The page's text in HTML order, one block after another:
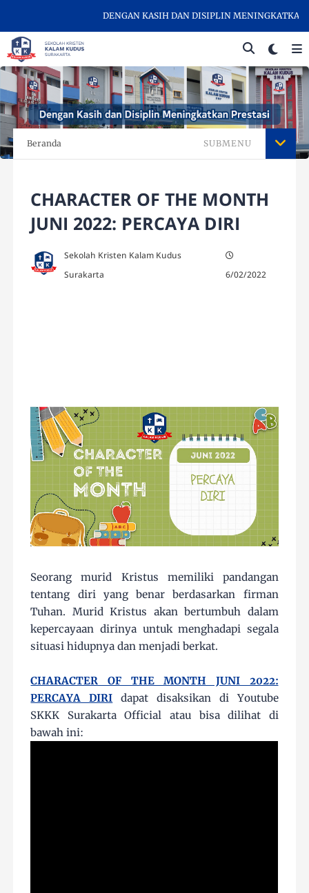
DENGAN KASIH DAN DISIPLIN MENINGKATKAN
Beranda SUBMENU
CHARACTER OF THE MONTH
JUNI 2022: PERCAYA DIRI
Sekolah Kristen Kalam Kudus
Surakarta
6/02/2022
Seorang murid Kristus memiliki pandangan
tentang diri yang benar berdasarkan firman
Tuhan. Murid Kristus akan bertumbuh dalam
kepercayaan dirinya untuk menghadapi segala
situasi hidupnya dan menjadi berkat.
CHARACTER OF THE MONTH JUNI 2022:
PERCAYA DIRI dapat disaksikan di Youtube
SKKK Surakarta Official atau bisa dilihat di
bawah ini: